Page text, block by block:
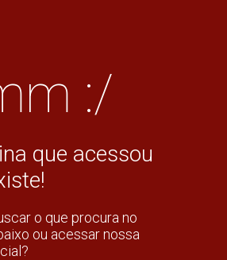
:/
que acessou
o que procura no
ou acessar nossa